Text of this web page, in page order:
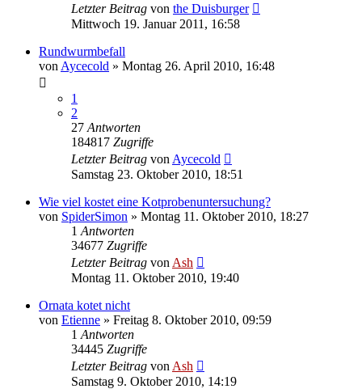
Letzter Beitrag von the Duisburger
Mittwoch 19. Januar 2011, 16:58
Rundwurmbefall
von Aycecold » Montag 26. April 2010, 16:48
1
2
27 Antworten
184817 Zugriffe
Letzter Beitrag von Aycecold
Samstag 23. Oktober 2010, 18:51
Wie viel kostet eine Kotprobenuntersuchung?
von SpiderSimon » Montag 11. Oktober 2010, 18:27
1 Antworten
34677 Zugriffe
Letzter Beitrag von Ash
Montag 11. Oktober 2010, 19:40
Ornata kotet nicht
von Etienne » Freitag 8. Oktober 2010, 09:59
1 Antworten
34445 Zugriffe
Letzter Beitrag von Ash
Samstag 9. Oktober 2010, 14:19